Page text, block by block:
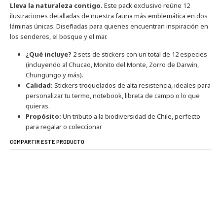
Lleva la naturaleza contigo. Este pack exclusivo reúne 12
ilustraciones detalladas de nuestra fauna más emblemática en dos
láminas únicas. Diseñadas para quienes encuentran inspiración en
los senderos, el bosque y el mar.
¿Qué incluye? 2 sets de stickers con un total de 12 especies
(incluyendo al Chucao, Monito del Monte, Zorro de Darwin,
Chungungo y más).
Calidad: Stickers troquelados de alta resistencia, ideales para
personalizar tu termo, notebook, libreta de campo o lo que
quieras.
Propósito: Un tributo a la biodiversidad de Chile, perfecto
para regalar o coleccionar
COMPARTIR ESTE PRODUCTO